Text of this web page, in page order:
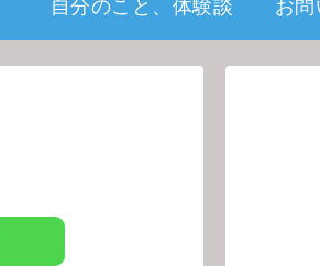
自分のこと、体験談 お